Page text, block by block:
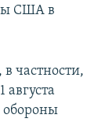
США в
частности,
августа